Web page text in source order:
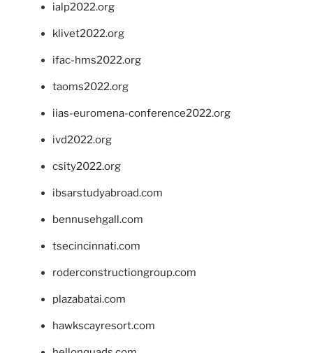
ialp2022.org
klivet2022.org
ifac-hms2022.org
taoms2022.org
iias-euromena-conference2022.org
ivd2022.org
csity2022.org
ibsarstudyabroad.com
bennusehgall.com
tsecincinnati.com
roderconstructiongroup.com
plazabatai.com
hawkscayresort.com